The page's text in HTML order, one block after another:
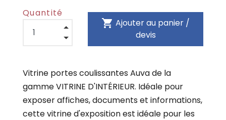
Quantité
shopping_cart Ajouter au panier /
devis
Vitrine portes coulissantes Auva de la
gamme VITRINE D'INTÉRIEUR. Idéale pour
exposer affiches, documents et informations,
cette vitrine d'exposition est idéale pour les